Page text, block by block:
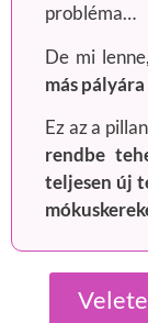
probléma…
De mi
más
Ez az a
rendbe
teljesen új